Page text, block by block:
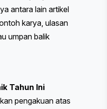
antara lain artikel
karya, ulasan
umpan balik
Tahun Ini
pengakuan atas